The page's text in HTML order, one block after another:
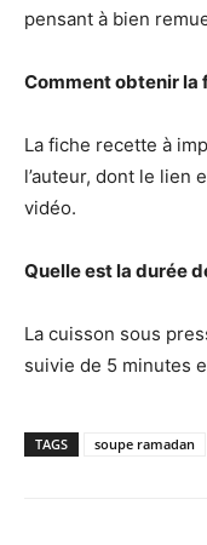
pensant à bien
Comment obtenir la
La fiche recette à
l’auteur, dont le lien
vidéo.
Quelle est la durée
La cuisson sous
suivie de 5 minutes
TAGS soupe ramadan